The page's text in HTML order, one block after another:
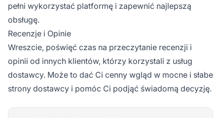
pełni wykorzystać platformę i zapewnić najlepszą
obsługę.
Recenzje i Opinie
Wreszcie, poświęć czas na przeczytanie recenzji i
opinii od innych klientów, którzy korzystali z usług
dostawcy. Może to dać Ci cenny wgląd w mocne i słabe
strony dostawcy i pomóc Ci podjąć świadomą decyzję.